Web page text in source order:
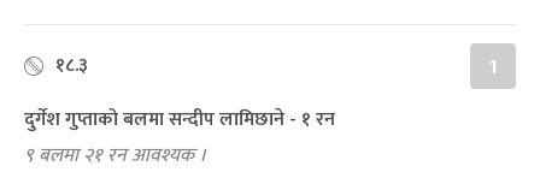
१८.३ 1
दुर्गेश गुप्ताको बलमा सन्दीप लामिछाने - १ रन
९ बलमा २१ रन आवश्यक ।